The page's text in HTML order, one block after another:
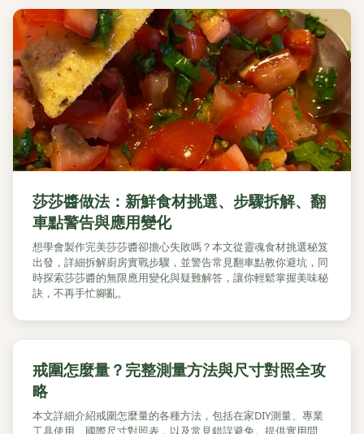
莎莎醬做法：新鮮食材挑選、步驟拆解、翻
車點警告與應用變化
想學會製作完美莎莎醬卻擔心失敗嗎？本文從靈魂食材挑選秘笈
出發，詳細拆解廚房實戰步驟，並警告常見翻車點教你避坑，同
時探索莎莎醬的無限應用變化與疑難解答，讓你輕鬆掌握美味秘
訣，不再手忙腳亂。
戒圍怎麼量？完整測量方法與尺寸對照全攻
略
本文詳細介紹戒圍怎麼量的各種方法，包括在家DIY測量、專業
工具使用、國際尺寸對照表，以及常見錯誤避免。提供實用問